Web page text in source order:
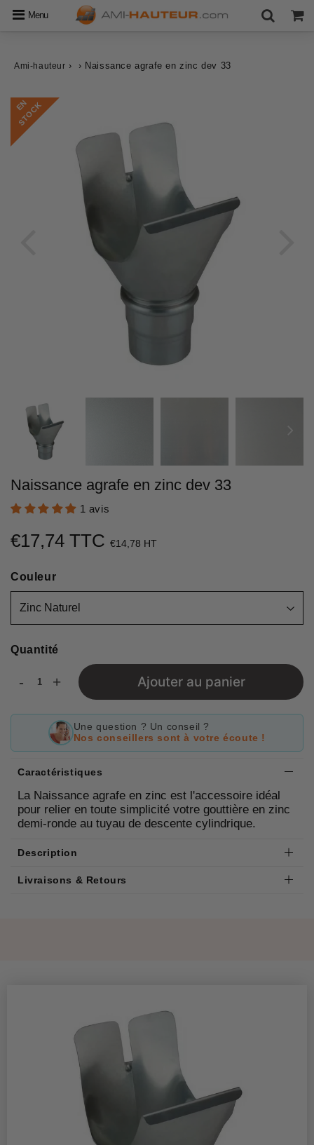
Menu
Ami-hauteur › › Naissance agrafe en zinc dev 33
E
N
S
T
O
C
K
Naissance agrafe en zinc dev 33
1 avis
€17,74 TTC €14,78 HT
price
Couleur
Quantité
- + Ajouter au panier
Une question ? Un conseil ?
Nos conseillers sont à votre écoute !
Caractéristiques
La Naissance agrafe en zinc est l'accessoire idéal
pour relier en toute simplicité votre gouttière en zinc
demi-ronde au tuyau de descente cylindrique.
Description
Livraisons & Retours